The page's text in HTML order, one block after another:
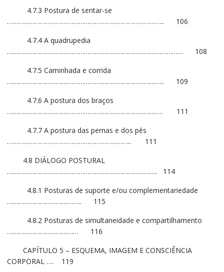
4.7.3 Postura de sentar-se
………………………………………………………………………….. 106
4.7.4 A quadrupedia
…………………………………………………………………………………… 108
4.7.5 Caminhada e corrida
………………………………………………………………………….. 109
4.7.6 A postura dos braços
…………………………………………………………………………. 111
4.7.7 A postura das pernas e dos pés
………………………………………………………….. 111
4.8 DIÁLOGO POSTURAL
………………………………………………………………………. 114
4.8.1 Posturas de suporte e/ou complementariedade
………………………………….. 115
4.8.2 Posturas de simultaneidade e compartilhamento
………………………………… 116
CAPÍTULO 5 – ESQUEMA, IMAGEM E CONSCIÊNCIA
CORPORAL …. 119